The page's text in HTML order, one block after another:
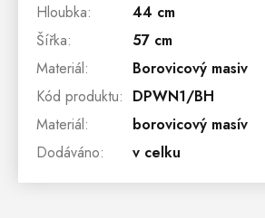
Hloubka:
44 cm
Šířka:
57 cm
Materiál:
Borovicový masiv
Kód produktu: DPWN1/BH
Materiál:
borovicový masív
Dodáváno: v celku